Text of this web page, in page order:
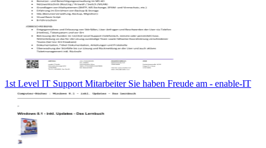
1st Level IT Support Mitarbeiter Sie haben Freude am - enable-IT